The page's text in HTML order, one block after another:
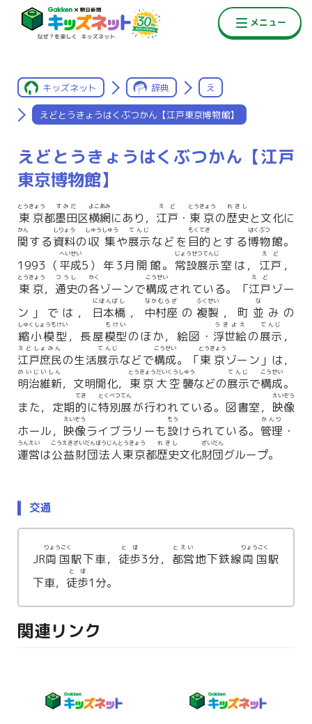
キッズネット 辞典 え
えどとうきょうはくぶつかん【江戸東京博物館】
えどとうきょうはくぶつかん【江戸
東京博物館】
東京
とうきょう
都墨田
すみだ
区横網
よこあみ
にあり， 江戸
えど
・ 東京
とうきょう
の歴史
れきし
と文化に
関
かん
する資料
しりょう
の収集
しゅうしゅう
や展示
てんじ
などを 目的
もくてき
とする博物
はくぶつ
館。
1993（ 平成
へいせい
5）年3月開館。 常設展示
じょうせつてんじ
室は， 江戸
えど
，
東京
とうきょう
， 通史
つうし
の各
かく
ゾーンで構成
こうせい
されている。「江戸
えど
ゾー
ン」では， 日本橋
にほんばし
， 中村座
なかむらざ
の 複製
ふくせい
，町 並
な
みの
縮小模型
しゅくしょうもけい
，長屋模型
もけい
のほか，絵図・ 浮世絵
うきよえ
の展示
てんじ
，
江戸庶民
えどしょみん
の生活展示
てんじ
などで構成
こうせい
。「東京
とうきょう
ゾーン」は，
明治維新
めいじいしん
，文明開化， 東京大空襲
とうきょうだいくうしゅう
などの展示
てんじ
で構成
こうせい
。
また，定期的
てき
に特別展
とくべつてん
が行われている。図書室， 映像
えいぞう
ホール， 映像
えいぞう
ライブラリーも設
もう
けられている。 管理
かんり
・
運営
うんえい
は公益財団法人東京
こうえきざいだんほうじんとうきょう
都歴史
れきし
文化財団
ざいだん
グループ。
交通
JR両国
りょうごく
駅下車， 徒歩
とほ
3分， 都営
とえい
地下鉄線両国
りょうごく
駅
下車， 徒歩
とほ
1分。
関連リンク